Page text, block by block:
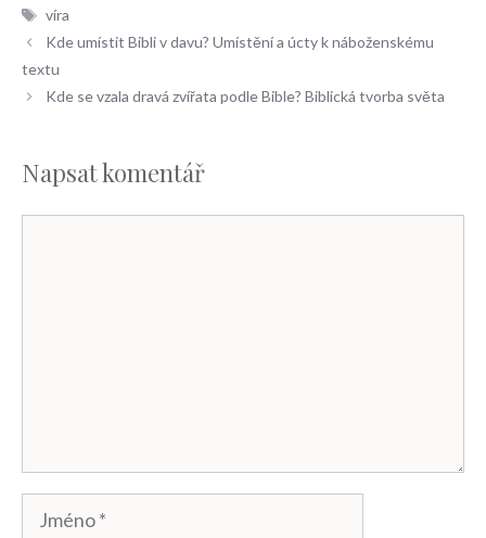
Štítky
víra
Kde umístit Bibli v davu? Umístění a úcty k náboženskému
textu
Kde se vzala dravá zvířata podle Bible? Biblická tvorba světa
Napsat komentář
Jméno